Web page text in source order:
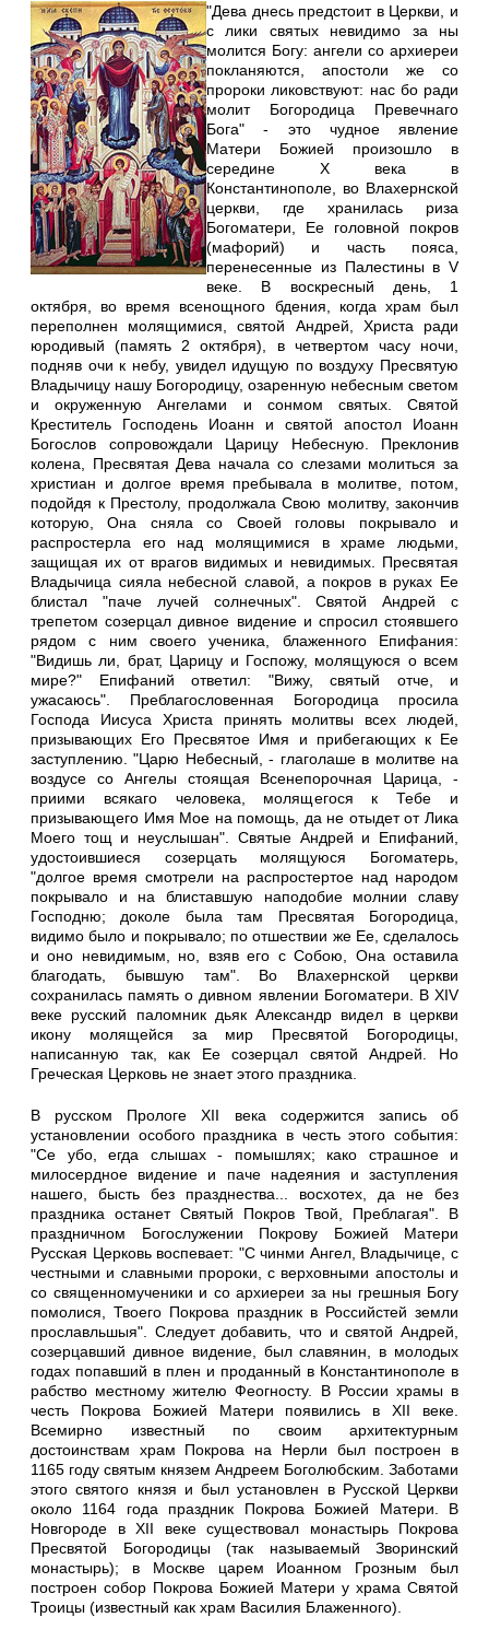
"Дева днесь предстоит в Церкви, и
с лики святых невидимо за ны
молится Богу: ангели со архиереи
покланяются, апостоли же со
пророки ликовствуют: нас бо ради
молит Богородица Превечнаго
Бога" - это чудное явление
Матери Божией произошло в
середине Х века в
Константинополе, во Влахернской
церкви, где хранилась риза
Богоматери, Ее головной покров
(мафорий) и часть пояса,
перенесенные из Палестины в V
веке. В воскресный день, 1
октября, во время всенощного бдения, когда храм был
переполнен молящимися, святой Андрей, Христа ради
юродивый (память 2 октября), в четвертом часу ночи,
подняв очи к небу, увидел идущую по воздуху Пресвятую
Владычицу нашу Богородицу, озаренную небесным светом
и окруженную Ангелами и сонмом святых. Святой
Креститель Господень Иоанн и святой апостол Иоанн
Богослов сопровождали Царицу Небесную. Преклонив
колена, Пресвятая Дева начала со слезами молиться за
христиан и долгое время пребывала в молитве, потом,
подойдя к Престолу, продолжала Свою молитву, закончив
которую, Она сняла со Своей головы покрывало и
распростерла его над молящимися в храме людьми,
защищая их от врагов видимых и невидимых. Пресвятая
Владычица сияла небесной славой, а покров в руках Ее
блистал "паче лучей солнечных". Святой Андрей с
трепетом созерцал дивное видение и спросил стоявшего
рядом с ним своего ученика, блаженного Епифания:
"Видишь ли, брат, Царицу и Госпожу, молящуюся о всем
мире?" Епифаний ответил: "Вижу, святый отче, и
ужасаюсь". Преблагословенная Богородица просила
Господа Иисуса Христа принять молитвы всех людей,
призывающих Его Пресвятое Имя и прибегающих к Ее
заступлению. "Царю Небесный, - глаголаше в молитве на
воздусе со Ангелы стоящая Всенепорочная Царица, -
приими всякаго человека, молящегося к Тебе и
призывающего Имя Мое на помощь, да не отыдет от Лика
Моего тощ и неуслышан". Святые Андрей и Епифаний,
удостоившиеся созерцать молящуюся Богоматерь,
"долгое время смотрели на распростертое над народом
покрывало и на блиставшую наподобие молнии славу
Господню; доколе была там Пресвятая Богородица,
видимо было и покрывало; по отшествии же Ее, сделалось
и оно невидимым, но, взяв его с Собою, Она оставила
благодать, бывшую там". Во Влахернской церкви
сохранилась память о дивном явлении Богоматери. В XIV
веке русский паломник дьяк Александр видел в церкви
икону молящейся за мир Пресвятой Богородицы,
написанную так, как Ее созерцал святой Андрей. Но
Греческая Церковь не знает этого праздника.
В русском Прологе ХII века содержится запись об
установлении особого праздника в честь этого события:
"Се убо, егда слышах - помышлях; како страшное и
милосердное видение и паче надеяния и заступления
нашего, бысть без празднества... восхотех, да не без
праздника останет Святый Покров Твой, Преблагая". В
праздничном Богослужении Покрову Божией Матери
Русская Церковь воспевает: "С чинми Ангел, Владычице, с
честными и славными пророки, с верховными апостолы и
со священномученики и со архиереи за ны грешныя Богу
помолися, Твоего Покрова праздник в Российстей земли
прославльшыя". Следует добавить, что и святой Андрей,
созерцавший дивное видение, был славянин, в молодых
годах попавший в плен и проданный в Константинополе в
рабство местному жителю Феогносту. В России храмы в
честь Покрова Божией Матери появились в XII веке.
Всемирно известный по своим архитектурным
достоинствам храм Покрова на Нерли был построен в
1165 году святым князем Андреем Боголюбским. Заботами
этого святого князя и был установлен в Русской Церкви
около 1164 года праздник Покрова Божией Матери. В
Новгороде в XII веке существовал монастырь Покрова
Пресвятой Богородицы (так называемый Зворинский
монастырь); в Москве царем Иоанном Грозным был
построен собор Покрова Божией Матери у храма Святой
Троицы (известный как храм Василия Блаженного).